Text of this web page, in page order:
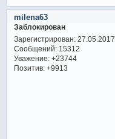
milena63
Заблокирован
Зарегистрирован: 27.05.2017
Сообщений:15312
Уважение: +23744
Позитив: +9913